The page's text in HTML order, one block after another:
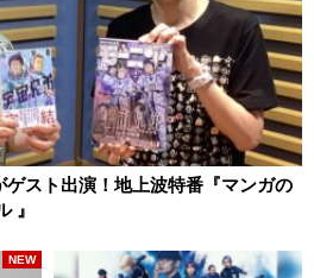
ゲスト出演！地上波特番『マンガの
』
NEW